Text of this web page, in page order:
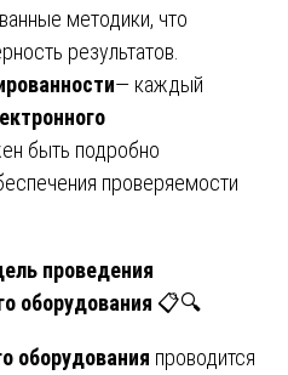
методики, что
результатов.
— каждый
быть подробно
проверяемости
проведения
оборудования 📋🔍
оборудования проводится